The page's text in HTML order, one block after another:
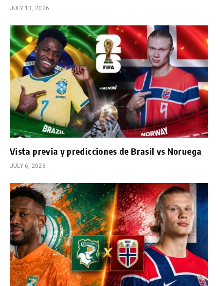
JULY 13, 2026
Vista previa y predicciones de Brasil vs Noruega
JULY 6, 2026